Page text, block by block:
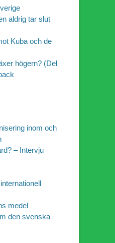
aldrig tar slut
Kuba och de
högern? (Del
inom och
– Intervju
medel
den svenska